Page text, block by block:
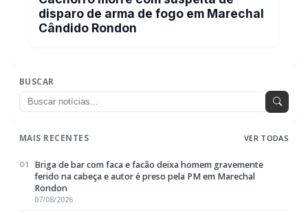
disparo de arma de fogo em Marechal
Cândido Rondon
BUSCAR
MAIS RECENTES VER TODAS
01
Briga de bar com faca e facão deixa homem gravemente
ferido na cabeça e autor é preso pela PM em Marechal
Rondon
07/08/2026